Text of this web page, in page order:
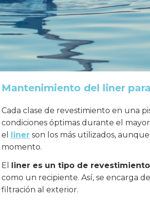
Mantenimiento del liner
Cada clase de revestimiento en una
condiciones óptimas durante el
el
linerson los más utilizados,
momento.
El
liner es un tipo de
como un recipiente. Así, se encarga
filtración al exterior.